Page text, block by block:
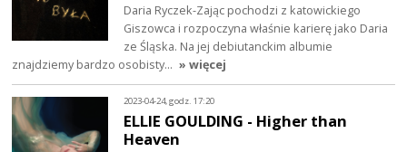
Daria Ryczek-Zając pochodzi z katowickiego
Giszowca i rozpoczyna właśnie karierę jako Daria
ze Śląska. Na jej debiutanckim albumie
znajdziemy bardzo osobisty… » więcej
2023-04-24, godz. 17:20
ELLIE GOULDING - Higher than
Heaven